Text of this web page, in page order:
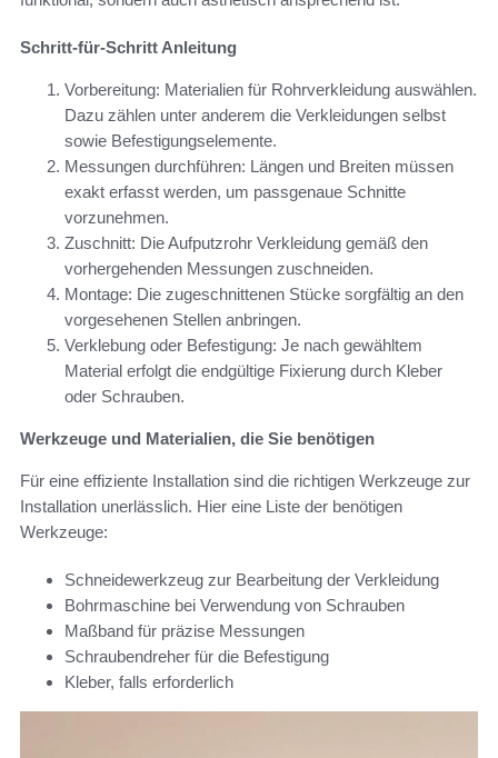
Schritt-für-Schritt Anleitung
Vorbereitung: Materialien für Rohrverkleidung auswählen.
Dazu zählen unter anderem die Verkleidungen selbst
sowie Befestigungselemente.
Messungen durchführen: Längen und Breiten müssen
exakt erfasst werden, um passgenaue Schnitte
vorzunehmen.
Zuschnitt: Die Aufputzrohr Verkleidung gemäß den
vorhergehenden Messungen zuschneiden.
Montage: Die zugeschnittenen Stücke sorgfältig an den
vorgesehenen Stellen anbringen.
Verklebung oder Befestigung: Je nach gewähltem
Material erfolgt die endgültige Fixierung durch Kleber
oder Schrauben.
Werkzeuge und Materialien, die Sie benötigen
Für eine effiziente Installation sind die richtigen Werkzeuge zur
Installation unerlässlich. Hier eine Liste der benötigen
Werkzeuge:
Schneidewerkzeug zur Bearbeitung der Verkleidung
Bohrmaschine bei Verwendung von Schrauben
Maßband für präzise Messungen
Schraubendreher für die Befestigung
Kleber, falls erforderlich